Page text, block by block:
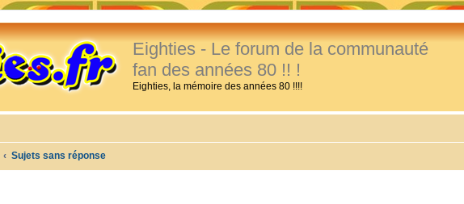
Eighties - Le forum de la communauté
fan des années 80 !! !
Eighties, la mémoire des années 80 !!!!
Sujets sans réponse